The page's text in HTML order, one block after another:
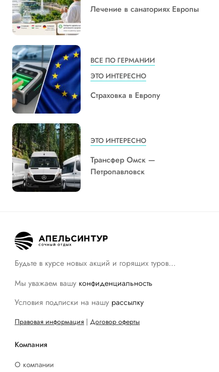
Лечение в санаториях Европы
ВСЕ ПО ГЕРМАНИИ
ЭТО ИНТЕРЕСНО
Страховка в Европу
ЭТО ИНТЕРЕСНО
Трансфер Омск —
Петропавловск
Будьте в курсе новых акций и горящих туров…
Мы уважаем вашу конфиденциальность
Условия подписки на нашу рассылку
Правовая информация | Договор оферты
Компания
О компании